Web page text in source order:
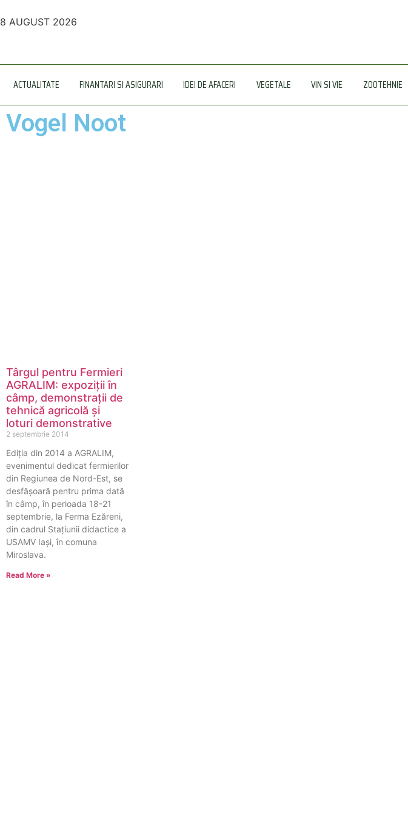
8 AUGUST 2026
ACTUALITATE FINANTARI SI ASIGURARI IDEI DE AFACERI VEGETALE VIN SI VIE ZOOTEHNIE
Vogel Noot
Târgul pentru Fermieri
AGRALIM: expoziții în
câmp, demonstrații de
tehnică agricolă și
loturi demonstrative
2 septembrie 2014
Ediția din 2014 a AGRALIM,
evenimentul dedicat fermierilor
din Regiunea de Nord-Est, se
desfășoară pentru prima dată
în câmp, în perioada 18-21
septembrie, la Ferma Ezăreni,
din cadrul Stațiunii didactice a
USAMV Iași, în comuna
Miroslava.
Read More »